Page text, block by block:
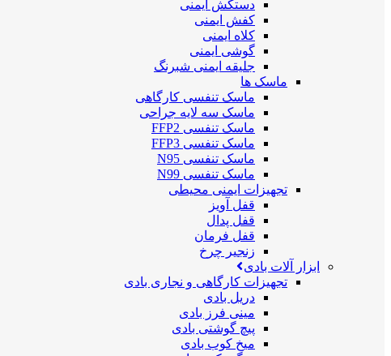
دستکش ایمنی
کفش ایمنی
کلاه ایمنی
گوشی ایمنی
جلیقه ایمنی شبرنگ
ماسک ها
ماسک تنفسی کارگاهی
ماسک سه لایه جراحی
ماسک تنفسی FFP2
ماسک تنفسی FFP3
ماسک تنفسی N95
ماسک تنفسی N99
تجهیزات ایمنی محیطی
قفل آویز
قفل پدال
قفل فرمان
زنجیر چرخ
ابزار آلات بادی
تجهیزات کارگاهی و نجاری بادی
دریل بادی
مینی فرز بادی
پیچ گوشتی بادی
میخ کوب بادی